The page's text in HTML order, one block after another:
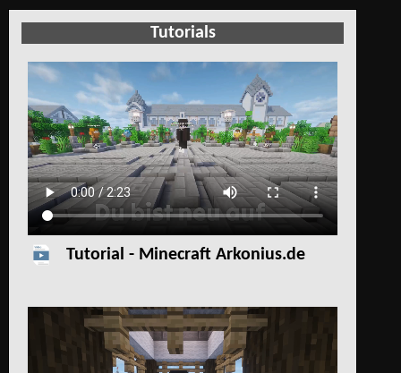
Tutorials
Tutorial - Minecraft Arkonius.de